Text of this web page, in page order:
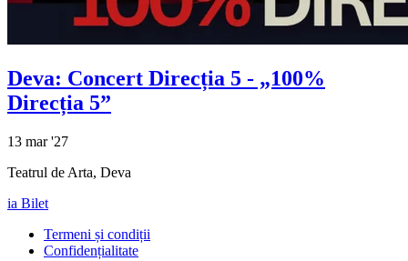
Deva: Concert Direcția 5 - „100%
Direcția 5”
13 mar '27
Teatrul de Arta, Deva
ia Bilet
Termeni și condiții
Confidențialitate